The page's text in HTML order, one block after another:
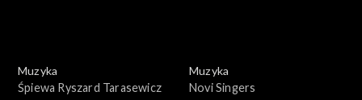
Muzyka
Śpiewa Ryszard Tarasewicz
Muzyka
Novi Singers